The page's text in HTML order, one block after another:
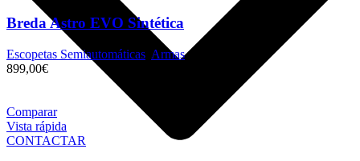
Breda Astro EVO Sintética
Escopetas Semiautomáticas Armas
899,00€
Comparar
Vista rápida
CONTACTAR